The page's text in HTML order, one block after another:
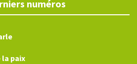
numéros
la paix